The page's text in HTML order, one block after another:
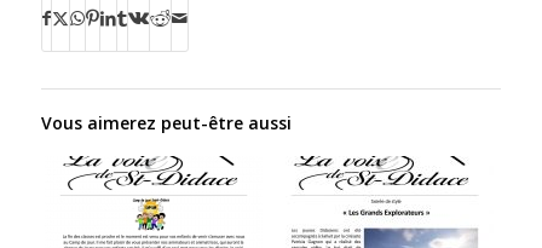
Vous aimerez peut-être aussi